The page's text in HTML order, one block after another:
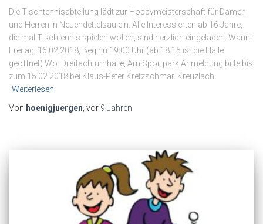
Die Tischtennisabteilung lädt zur Hobbymeisterschaft für Damen
und Herren in Neuendettelsau ein. Alle Interessierten ab 16 Jahre,
die mal Tischtennis spielen wollen, sind herzlich eingeladen. Wann:
Freitag, 16.02.2018, Beginn 19:00 Uhr (ab 18:15 ist die Halle
geöffnet) Wo: Dreifachturnhalle, Am Sportpark Anmeldung bitte bis
zum 15.02.2018 bei Klaus-Peter Kretzschmar. Kreuzlach
Weiterlesen
Von hoenigjuergen, vor 9 Jahren